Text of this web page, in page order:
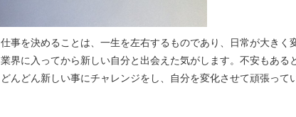
仕事を決めることは、一生を左右するものであり、日常が大きく
業界に入ってから新しい自分と出会えた気がします。不安もある
どんどん新しい事にチャレンジをし、自分を変化させて頑張って